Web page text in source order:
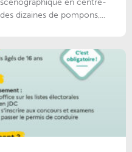
dizaines de pompons,...